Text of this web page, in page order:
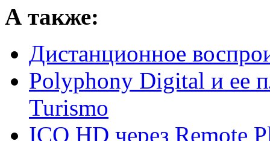
А также:
Дистанционное
Polyphony Digital и ее
Turismo
ICO HD через Remote